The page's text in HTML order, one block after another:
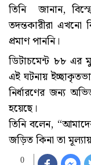
তিনি জানান,
তদন্তকারীরা এখনো
প্রমাণ পাননি।
ডিটাচমেন্ট ৮৮ এর
এই ঘটনায়
নির্ধারণের জন্য
হয়েছে।
তিনি বলেন,
জড়িত কিনা তা
0